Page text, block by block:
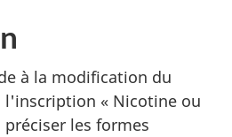
à la modification du
l'inscription « Nicotine ou
préciser les formes